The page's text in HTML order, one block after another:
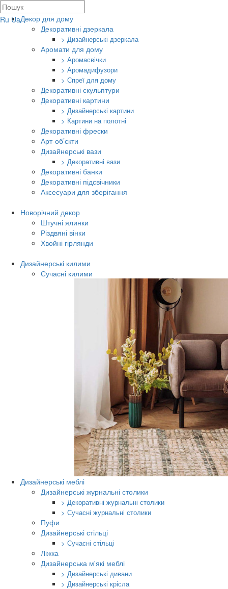
Ru UaДекор для дому
Декоративні дзеркала
> Дизайнерські дзеркала
Аромати для дому
> Аромасвічки
> Аромадифузори
> Спреї для дому
Декоративні скульптури
Декоративні картини
> Дизайнерські картини
> Картини на полотні
Декоративні фрески
Арт-об’єкти
Дизайнерські вази
> Декоративні вази
Декоративні банки
Декоративні підсвічники
Аксесуари для зберігання
Новорічний декор
Штучні ялинки
Різдвяні вінки
Хвойні гірлянди
Дизайнерські килими
Сучасні килими
Дизайнерські меблі
Дизайнерські журнальні столики
> Декоративні журнальні столики
> Сучасні журнальні столики
Пуфи
Дизайнерські стільці
> Сучасні стільці
Ліжка
Дизайнерська м'які меблі
> Дизайнерські дивани
> Дизайнерські крісла